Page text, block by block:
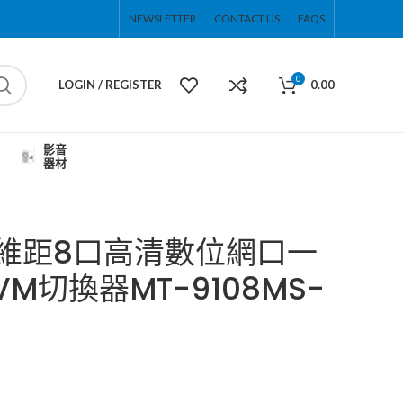
NEWSLETTER CONTACT US FAQS
LOGIN / REGISTER 0 0.00
影音
器材
距8口高清數位網口一
切換器MT-9108MS-